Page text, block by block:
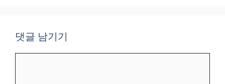
댓글 남기기